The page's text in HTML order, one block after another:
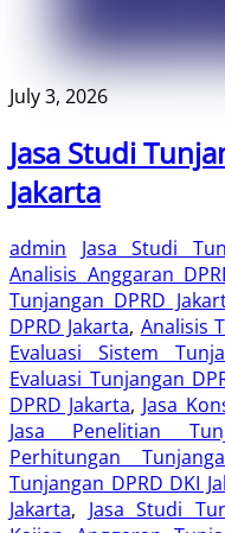
July 3, 2026
Jasa Studi
Jakarta
admin
Jasa Studi
Analisis Anggaran
Tunjangan DPRD
DPRD Jakarta, Analisis
Evaluasi Sistem
Evaluasi Tunjangan
DPRD Jakarta, Jasa
Jasa Penelitian
Perhitungan
Tunjangan DPRD DKI
Jakarta, Jasa Studi